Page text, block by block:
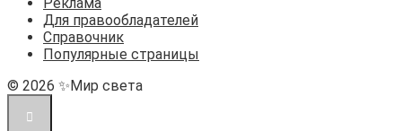
Для правообладателей
Справочник
Популярные страницы
© 2026 ✨Мир света